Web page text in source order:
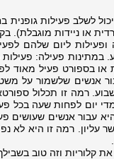
לשלב פעילות גופנית
או ניידות מוגבלת).
ופעילות ליום שלהם
אנשים שלשמור על
פעיל מאוד: תרגיל קשה או ספורט 6-7 ימים
יום לפחות שעה בכל
עבור אנשים שעושים
עליון. רמה זו היא לא
קלוריות וזה טוב